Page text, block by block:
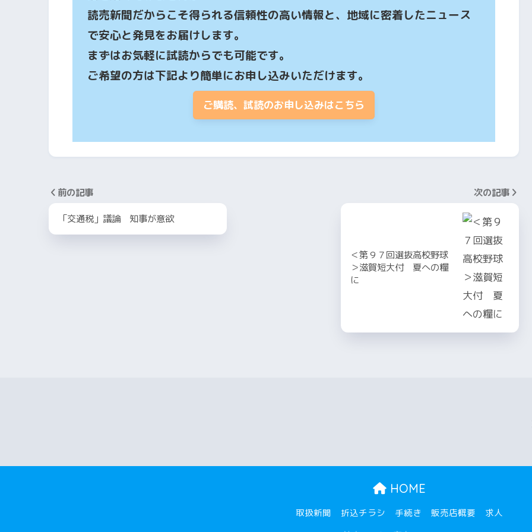
読売新聞だからこそ得られる信頼性の高い情報と、地域に密着したニュース
で安心と発見をお届けします。
まずはお気軽に試読からでも可能です。
ご希望の方は下記より簡単にお申し込みいただけます。
ご購読、試読のお申し込みはこちら
前の記事
「交通税」議論 知事が意欲
次の記事
＜第９７回選抜高校野球
＞滋賀短大付 夏への糧
に
HOME
取扱新聞 折込チラシ 手続き 販売店概要 求人